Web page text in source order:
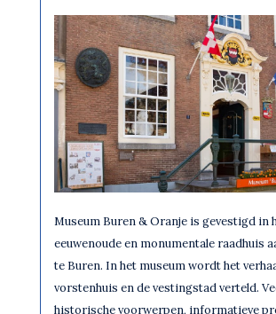
Museum Buren & Oranje is gevestigd in
eeuwenoude en monumentale raadhuis
te Buren. In het museum wordt het
vorstenhuis en de vestingstad verteld.
historische voorwerpen, informatieve